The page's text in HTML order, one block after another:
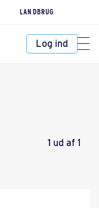
LANDBRUG
Log ind
1 ud af 1